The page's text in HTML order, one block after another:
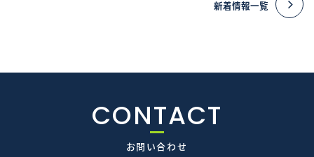
新着情報一覧
CONTACT
お問い合わせ